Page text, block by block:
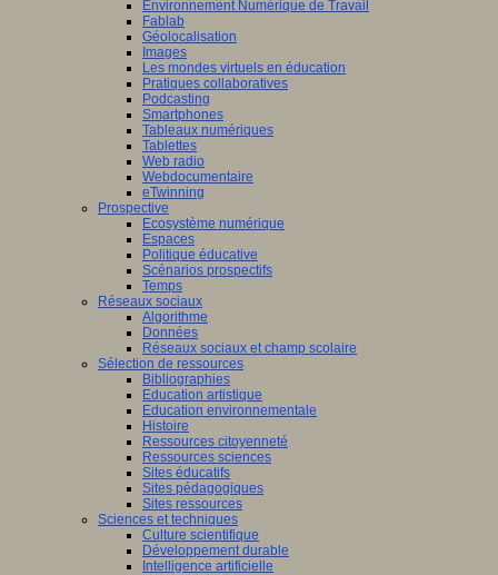
Environnement Numérique de Travail
Fablab
Géolocalisation
Images
Les mondes virtuels en éducation
Pratiques collaboratives
Podcasting
Smartphones
Tableaux numériques
Tablettes
Web radio
Webdocumentaire
eTwinning
Prospective
Ecosystème numérique
Espaces
Politique éducative
Scénarios prospectifs
Temps
Réseaux sociaux
Algorithme
Données
Réseaux sociaux et champ scolaire
Sélection de ressources
Bibliographies
Education artistique
Education environnementale
Histoire
Ressources citoyenneté
Ressources sciences
Sites éducatifs
Sites pédagogiques
Sites ressources
Sciences et techniques
Culture scientifique
Développement durable
Intelligence artificielle